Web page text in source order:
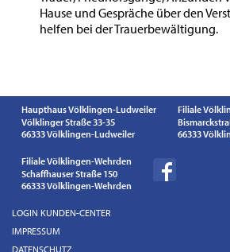
Hause und Gespräche über den
helfen bei der Trauerbewältigung.
Haupthaus Völklingen-Ludweiler
Völklinger Straße 33-35
66333 Völklingen-Ludweiler
Filiale
66333
Filiale Völklingen-Wehrden
Schaffhauser Straße 150
66333 Völklingen-Wehrden
Navigation
LOGIN KUNDEN-CENTER
IMPRESSUM
DATENSCHUTZ